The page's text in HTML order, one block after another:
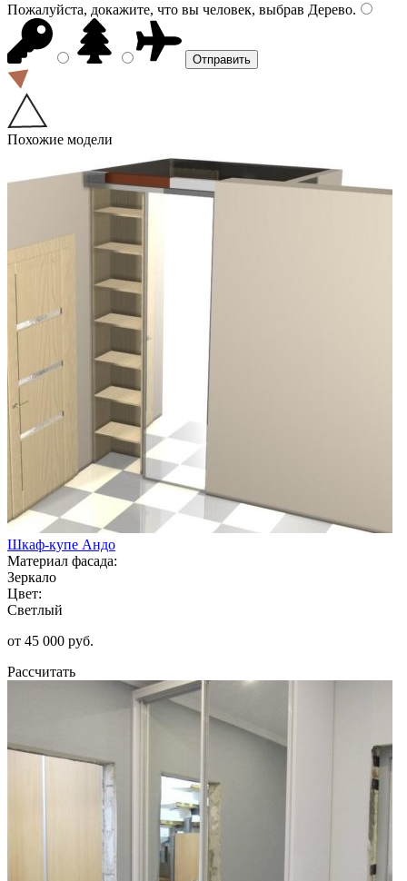
Пожалуйста, докажите, что вы человек, выбрав Дерево.
Похожие модели
Шкаф-купе Андо
Материал фасада:
Зеркало
Цвет:
Светлый
от 45 000 руб.
Рассчитать